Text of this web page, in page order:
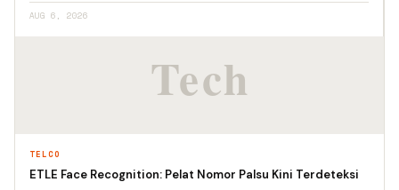
AUG 6, 2026
TELCO
ETLE Face Recognition: Pelat Nomor Palsu Kini Terdeteksi